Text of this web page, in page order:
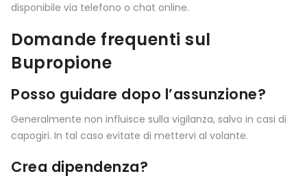
disponibile via telefono o chat online.
Domande frequenti sul
Bupropione
Posso guidare dopo l’assunzione?
Generalmente non influisce sulla vigilanza, salvo in casi di
capogiri. In tal caso evitate di mettervi al volante.
Crea dipendenza?